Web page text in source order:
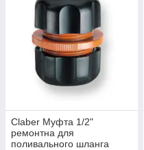
Claber Муфта 1/2"
ремонтна для
поливального шланга